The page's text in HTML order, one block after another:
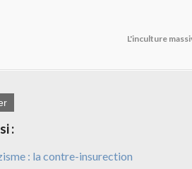
L'inculture
: